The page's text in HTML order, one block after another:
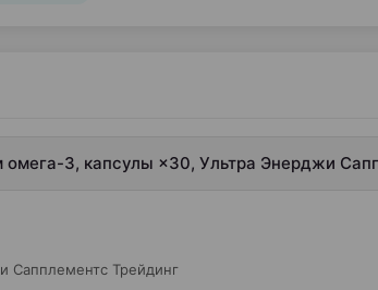
3, капсулы ×30, Ультра Энерджи
Сапплементс Трейдинг